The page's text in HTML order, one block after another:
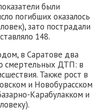
были
погибших оказалось
зато пострадали
148.
в Саратове два
смертельных ДТП: в
Также рост в
и Новобурасском
Карабулакком и